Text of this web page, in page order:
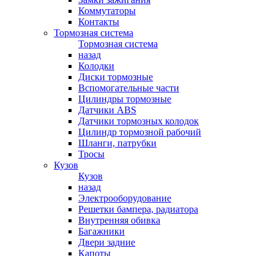
Коммутаторы
Контакты
Тормозная система
Тормозная система
назад
Колодки
Диски тормозные
Вспомогательные части
Цилиндры тормозные
Датчики ABS
Датчики тормозных колодок
Цилиндр тормозной рабочий
Шланги, патрубки
Тросы
Кузов
Кузов
назад
Электрооборудование
Решетки бампера, радиатора
Внутренняя обивка
Багажники
Двери задние
Капоты